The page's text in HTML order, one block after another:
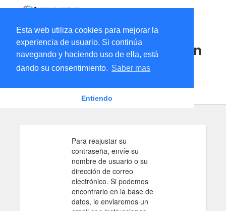
Esta web utiliza cookies para mejorar la
experiencia de usuario. Si continúa
navegando y haciendo uso de ella, está
dando su consentimiento. Saber mas
Entiendo
Plataforma Formación Con
tinuada - SANITARIOS
Para reajustar su
contraseña, envíe su
nombre de usuario o su
dirección de correo
electrónico. Si podemos
encontrarlo en la base de
datos, le enviaremos un